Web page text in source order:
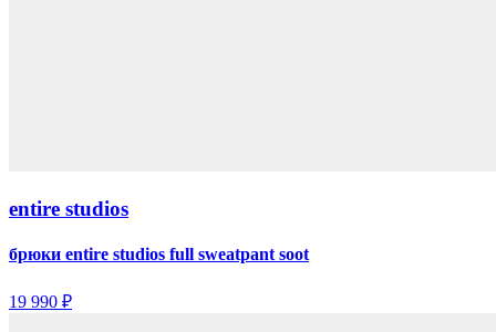
entire studios
брюки entire studios full sweatpant soot
19 990 ₽